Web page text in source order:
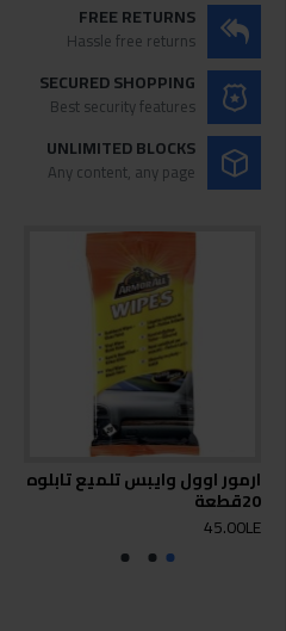
FREE RETURNS
Hassle free returns
SECURED SHOPPING
Best security features
UNLIMITED BLOCKS
Any content, any page
ارمور اوول وايبس تلميع تابلوه
20قطعة
45.00LE